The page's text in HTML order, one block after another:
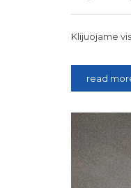
Klijuojame
read